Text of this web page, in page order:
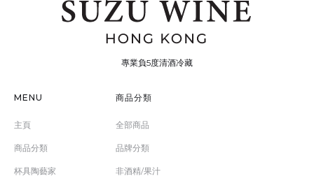
專業負5度清酒冷藏
MENU
主頁
商品分類
杯具陶藝家
商品分類
全部商品
品牌分類
非酒精/果汁